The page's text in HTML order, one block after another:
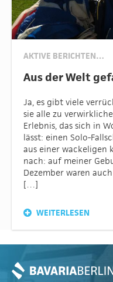
AKTIVE BERICHTEN…
Aus der Welt
Ja, es gibt viele
sie alle zu
Erlebnis, das sich in
lässt: einen Solo-
aus einer wackeligen
nach: auf meiner
Dezember waren
[…]
WEITERLESEN